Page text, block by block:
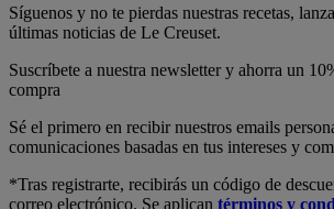
Síguenos y no te pierdas nuestras recetas,
últimas noticias de Le Creuset.
Suscríbete a nuestra newsletter y ahorra un
compra
Sé el primero en recibir nuestros emails
comunicaciones basadas en tus intereses y
*Tras registrarte, recibirás un código de
correo electrónico. Se aplican términos y